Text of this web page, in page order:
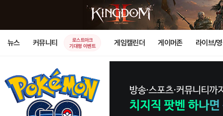
뉴스 커뮤니티
로스트아크
기대평 이벤트
게임캘린더 게이머존 라이브/